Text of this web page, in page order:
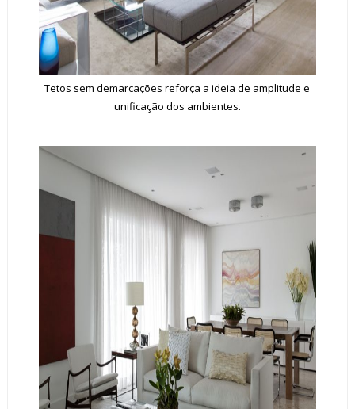
Tetos sem demarcações reforça a ideia de amplitude e
unificação dos ambientes.